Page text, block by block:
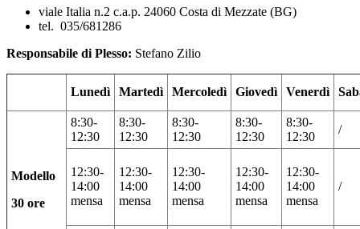
viale Italia n.2 c.a.p. 24060 Costa di Mezzate (BG)
tel. 035/681286
Responsabile di Plesso: Stefano Zilio
Lunedì Martedì Mercoledì Giovedì Venerdì
Modello
30 ore
8:30-
12:30
8:30-
12:30
8:30-
12:30
8:30-
12:30
8:30-
12:30
/
12:30-
14:00
mensa
12:30-
14:00
mensa
12:30-
14:00
mensa
12:30-
14:00
mensa
12:30-
14:00
mensa
/